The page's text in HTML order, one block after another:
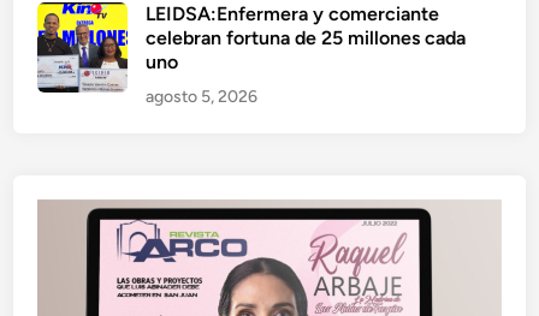
LEIDSA:Enfermera y comerciante
celebran fortuna de 25 millones cada
uno
agosto 5, 2026